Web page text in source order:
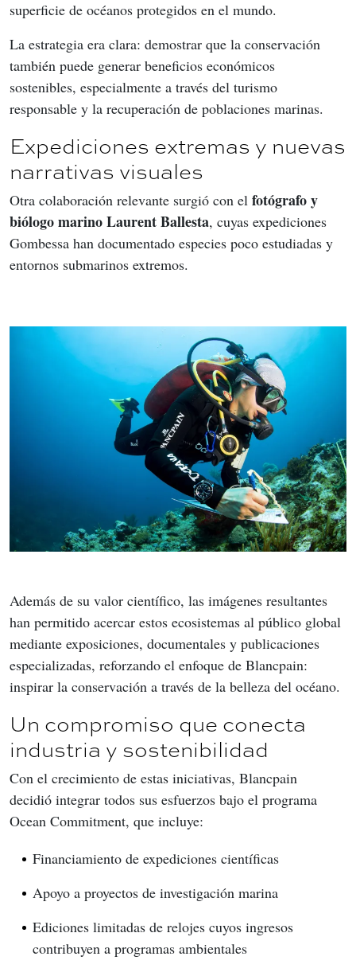
superficie de océanos protegidos en el mundo.
La estrategia era clara: demostrar que la conservación
también puede generar beneficios económicos
sostenibles, especialmente a través del turismo
responsable y la recuperación de poblaciones marinas.
Expediciones extremas y nuevas
narrativas visuales
Otra colaboración relevante surgió con el fotógrafo y
biólogo marino Laurent Ballesta, cuyas expediciones
Gombessa han documentado especies poco estudiadas y
entornos submarinos extremos.
Además de su valor científico, las imágenes resultantes
han permitido acercar estos ecosistemas al público global
mediante exposiciones, documentales y publicaciones
especializadas, reforzando el enfoque de Blancpain:
inspirar la conservación a través de la belleza del océano.
Un compromiso que conecta
industria y sostenibilidad
Con el crecimiento de estas iniciativas, Blancpain
decidió integrar todos sus esfuerzos bajo el programa
Ocean Commitment, que incluye:
Financiamiento de expediciones científicas
Apoyo a proyectos de investigación marina
Ediciones limitadas de relojes cuyos ingresos
contribuyen a programas ambientales